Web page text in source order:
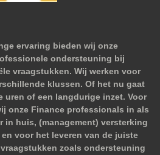
ervaring bieden wij onze
ondersteuning bij
vraagstukken. Wij werken voor
klussen. Of het nu gaat
uren of een langdurige inzet. Voor
onze Finance professionals in als
in huis, (management) versterking
voor het leveren van de juiste
zoals ondersteuning